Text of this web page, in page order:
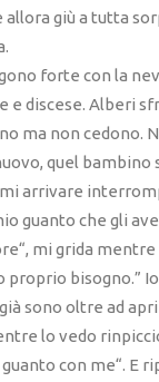
giù a tutta
forte con la
e discese. Alberi
ma non cedono.
quel bambino
arrivare
guanto che gli
mi grida mentre
proprio bisogno.”
sono oltre ad
lo vedo
con me“. E